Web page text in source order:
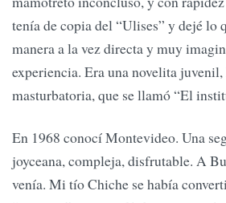
tenía de copia del “Ulises” y dejé lo
manera a la vez directa y muy
experiencia. Era una novelita
masturbatoria, que se llamó “El
En 1968 conocí Montevideo. Una
joyceana, compleja, disfrutable. A
venía. Mi tío Chiche se había